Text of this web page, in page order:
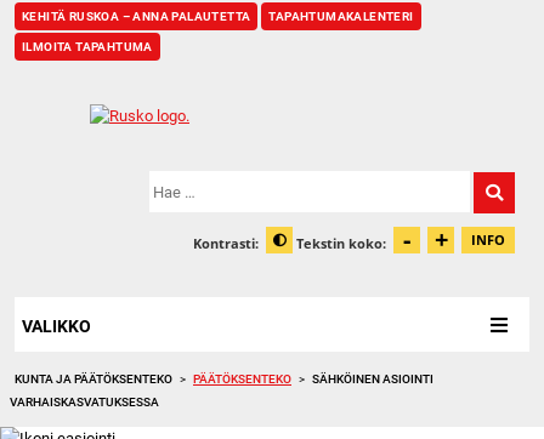
KEHITÄ RUSKOA – ANNA PALAUTETTA TAPAHTUMAKALENTERI
ILMOITA TAPAHTUMA
Hae:
Kontrasti: Muuta kontrastia
Tekstin koko: - + INFO
VALIKKO
KUNTA JA PÄÄTÖKSENTEKO > PÄÄTÖKSENTEKO > SÄHKÖINEN ASIOINTI
VARHAISKASVATUKSESSA